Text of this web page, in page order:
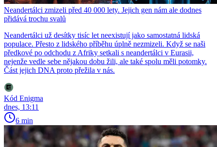
Neandertálci zmizeli před 40 000 lety. Jejich gen nám ale dodnes
přidává trochu svalů
Neandertálci už desítky tisíc let neexistují jako samostatná lidská
populace. Přesto z lidského příběhu úplně nezmizeli. Když se naši
předkové po odchodu z Afriky setkali s neandertálci v Eurasii,
nejenže vedle sebe nějakou dobu žili, ale také spolu měli potomky.
Část jejich DNA proto přežila v nás.
Kód Enigma
dnes, 13:11
6 min